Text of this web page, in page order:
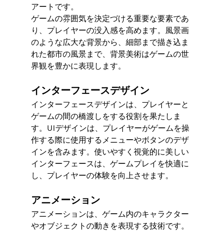
アートです。
ゲームの雰囲気を決定づける重要な要素であ
り、プレイヤーの没入感を高めます。風景画
のような広大な背景から、細部まで描き込ま
れた都市の風景まで、背景美術はゲームの世
界観を豊かに表現します。
インターフェースデザイン
インターフェースデザインは、プレイヤーと
ゲームの間の橋渡しをする役割を果たしま
す。UIデザインは、プレイヤーがゲームを操
作する際に使用するメニューやボタンのデザ
インを含みます。使いやすく視覚的に美しい
インターフェースは、ゲームプレイを快適に
し、プレイヤーの体験を向上させます。
アニメーション
アニメーションは、ゲーム内のキャラクター
やオブジェクトの動きを表現する技術です。